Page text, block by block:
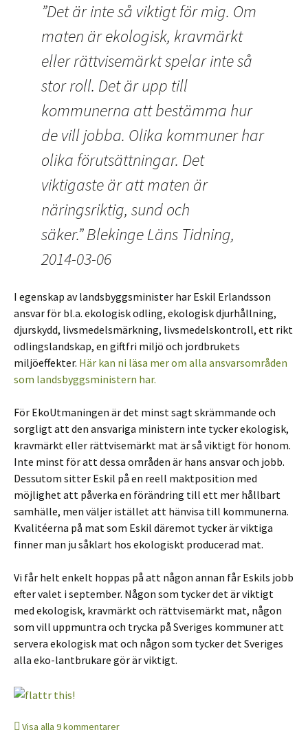
”Det är inte så viktigt för mig. Om
maten är ekologisk, kravmärkt
eller rättvisemärkt spelar inte så
stor roll. Det är upp till
kommunerna att bestämma hur
de vill jobba. Olika kommuner har
olika förutsättningar. Det
viktigaste är att maten är
näringsriktig, sund och
säker.” Blekinge Läns Tidning,
2014-03-06
I egenskap av landsbyggsminister har Eskil Erlandsson
ansvar för bl.a. ekologisk odling, ekologisk djurhållning,
djurskydd, livsmedelsmärkning, livsmedelskontroll, ett rikt
odlingslandskap, en giftfri miljö och jordbrukets
miljöeffekter. Här kan ni läsa mer om alla ansvarsområden
som landsbyggsministern har.
För EkoUtmaningen är det minst sagt skrämmande och
sorgligt att den ansvariga ministern inte tycker ekologisk,
kravmärkt eller rättvisemärkt mat är så viktigt för honom.
Inte minst för att dessa områden är hans ansvar och jobb.
Dessutom sitter Eskil på en reell maktposition med
möjlighet att påverka en förändring till ett mer hållbart
samhälle, men väljer istället att hänvisa till kommunerna.
Kvalitéerna på mat som Eskil däremot tycker är viktiga
finner man ju såklart hos ekologiskt producerad mat.
Vi får helt enkelt hoppas på att någon annan får Eskils jobb
efter valet i september. Någon som tycker det är viktigt
med ekologisk, kravmärkt och rättvisemärkt mat, någon
som vill uppmuntra och trycka på Sveriges kommuner att
servera ekologisk mat och någon som tycker det Sveriges
alla eko-lantbrukare gör är viktigt.
Visa alla 9 kommentarer